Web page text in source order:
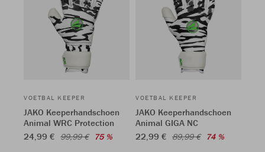
VOETBAL KEEPER
JAKO Keeperhandschoen
Animal WRC Protection
24,99 € 99,99 € 75 %
VOETBAL KEEPER
JAKO Keeperhandschoen
Animal GIGA NC
22,99 € 89,99 € 74 %